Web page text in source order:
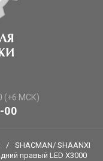
(+6 МСК)
00
/
SHACMAN/ SHAANXI
правый LED X3000